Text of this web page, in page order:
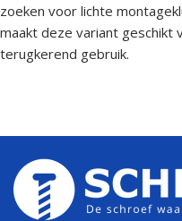
zoeken voor lichte
maakt deze variant geschikt
terugkerend gebruik.